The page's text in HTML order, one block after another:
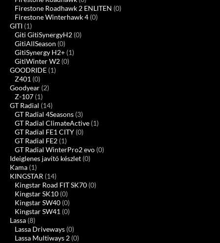
Firestone Roadhawk 2 ENLITEN (0)
Firestone Winterhawk 4 (0)
GITI (1)
Giti GitiSynergyH2 (0)
GitiAllSeason (0)
GitiSynergy H2+ (1)
GitiWinter W2 (0)
GOODRIDE (1)
Z401 (0)
Goodyear (2)
Z-107 (1)
GT Radial (14)
GT Radial 4Seasons (3)
GT Radial ClimateActive (1)
GT Radial FE1 CITY (0)
GT Radial FE2 (1)
GT Radial WinterPro2 evo (0)
Ideiglenes javító készlet (0)
Kama (1)
KINGSTAR (14)
Kingstar Road FIT SK70 (0)
Kingstar SK10 (0)
Kingstar SW40 (0)
Kingstar SW41 (0)
Lassa (8)
Lassa Driveways (0)
Lassa Multiways 2 (0)